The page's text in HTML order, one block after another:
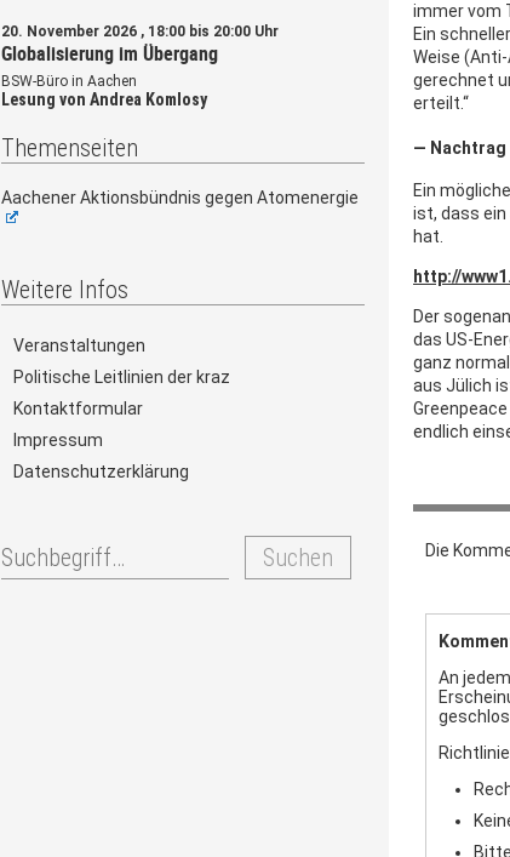
immer vom
Ein
Weise
gerechnet
erteilt.“
— Nachtrag
Ein
ist, dass
hat.
http://
Der
das US-
ganz
aus Jülich
endlich
Die
An
20. November 2026 , 18:00 bis 20:00 Uhr
Globalisierung im Übergang
BSW-Büro in Aachen
Lesung von Andrea Komlosy
Themenseiten
Aachener Aktionsbündnis gegen Atomenergie
Weitere Infos
Veranstaltungen
Politische Leitlinien der kraz
Kontaktformular
Impressum
Datenschutzerklärung
Suchen